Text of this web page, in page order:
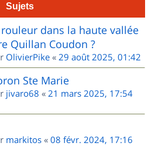
Sujets
dans la haute vallée
Quillan Coudon ?
OlivierPike « 29 août 2025, 01:42
Ste Marie
jivaro68 « 21 mars 2025, 17:54
markitos « 08 févr. 2024, 17:16